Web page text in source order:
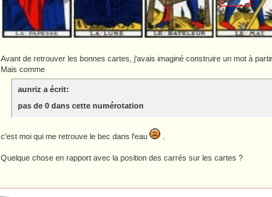
Avant de retrouver les bonnes cartes, j'avais imaginé construire un mot à
Mais comme
aunriz a écrit:
pas de 0 dans cette numérotation
c'est moi qui me retrouve le bec dans l'eau
Quelque chose en rapport avec la position des carrés sur les cartes ?